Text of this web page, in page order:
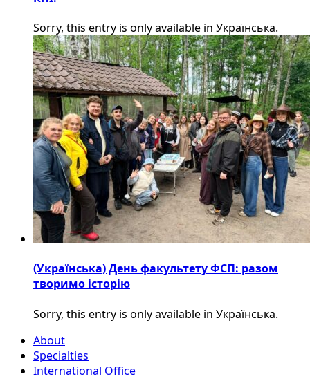
Sorry, this entry is only available in Українська.
(Українська) День факультету ФСП: разом
творимо історію
Sorry, this entry is only available in Українська.
About
Specialties
International Office